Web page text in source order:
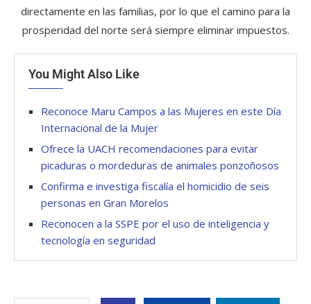
directamente en las familias, por lo que el camino para la
prosperidad del norte será siempre eliminar impuestos.
You Might Also Like
Reconoce Maru Campos a las Mujeres en este Día
Internacional de la Mujer
Ofrece la UACH recomendaciones para evitar
picaduras o mordeduras de animales ponzoñosos
Confirma e investiga fiscalía el homicidio de seis
personas en Gran Morelos
Reconocen a la SSPE por el uso de inteligencia y
tecnología en seguridad